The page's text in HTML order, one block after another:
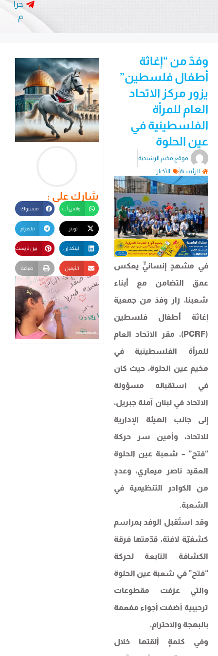
جرا
م
وفدٌ من “إغاثة
أطفال فلسطين”
يزور مركز الاتحاد
العام للمرأة
الفلسطينية في
عين الحلوة
موقع مخيم الرشيدية
الرئيسية
الأخبار
في مشهدٍ إنسانيٍّ يعكس
عمق التضامن مع أبناء
شعبنا، زار وفدٌ من جمعية
إغاثة أطفال فلسطين
(PCRF)، مقر الاتحاد العام
للمرأة الفلسطينية في
مخيم عين الحلوة، حيث كان
في استقباله مسؤولة
الاتحاد في لبنان آمنة جبريل،
إلى جانب الهيئة الإدارية
للاتحاد، وأمين سر حركة
“فتح” – شعبة عين الحلوة
العقيد ناصر ميعاري، وعددٍ
من الكوادر التنظيمية في
الشعبة.
وقد استُقبل الوفد بمراسم
كشفيّة لافتة، قدّمتها فرقة
الكشافة التابعة لحركة
“فتح” في شعبة عين الحلوة
والتي عزفت مقطوعات
ترحيبية أضفت أجواء مفعمة
بالبهجة والاحترام.
وفي كلمةٍ ألقتها خلال
شارك على :
واتس أب فيسبوك
تيليغرام
لينكد إن بين تريست
الأيميل طباعة